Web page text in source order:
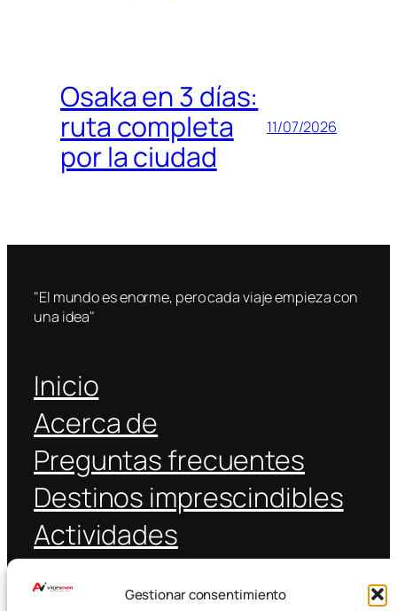
Gestionar consentimiento
Osaka en 3 días:
ruta completa
por la ciudad
11/07/2026
"El mundo es enorme, pero cada viaje empieza con
una idea"
Inicio
Acerca de
Preguntas frecuentes
Destinos imprescindibles
Actividades